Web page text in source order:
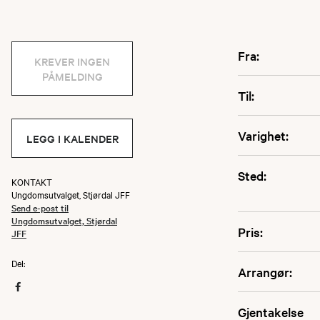
Fra:
Til:
Varighet:
Sted:
Pris:
Arrangør:
Gjentakelse
KREVER INGEN
PÅMELDING
LEGG I KALENDER
KONTAKT
Ungdomsutvalget, Stjørdal JFF
Send e-post til
Ungdomsutvalget, Stjørdal
JFF
Del: